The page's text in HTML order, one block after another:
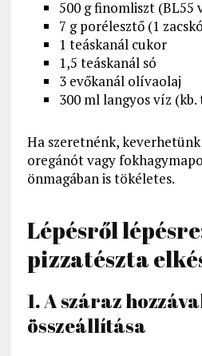
500 g finomliszt (BL55
7 g porélesztő (1
1 teáskanál cukor
1,5 teáskanál só
3 evőkanál olívaolaj
300 ml langyos víz
Ha szeretnénk,
oregánót vagy
önmagában is tökéletes.
Lépésről
pizzatészta
1. A száraz
összeállítása